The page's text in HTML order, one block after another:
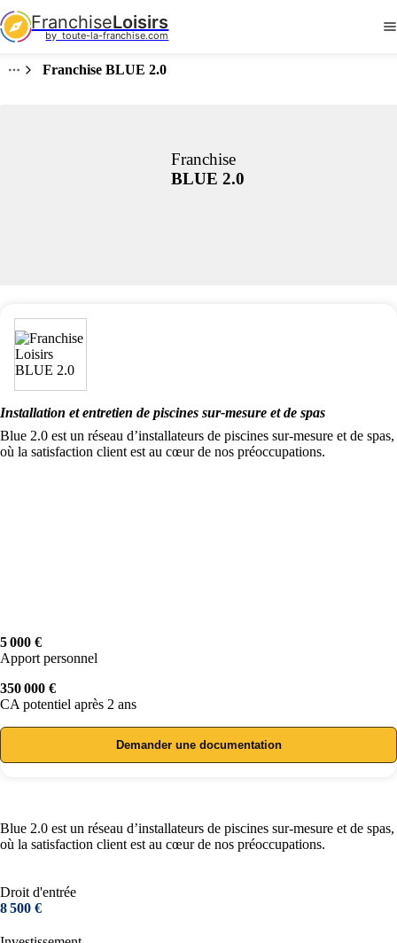
FranchiseLoisirs
by  toute-la-franchise.com
Franchise BLUE 2.0
Franchise
BLUE 2.0
Installation et entretien de piscines sur-mesure et de spas
Blue 2.0 est un réseau d’installateurs de piscines sur-mesure et de spas,
où la satisfaction client est au cœur de nos préoccupations.
5 000 €
Apport personnel
350 000 €
CA potentiel après 2 ans
Demander une documentation
Blue 2.0 est un réseau d’installateurs de piscines sur-mesure et de spas,
où la satisfaction client est au cœur de nos préoccupations.
Droit d'entrée
8 500 €